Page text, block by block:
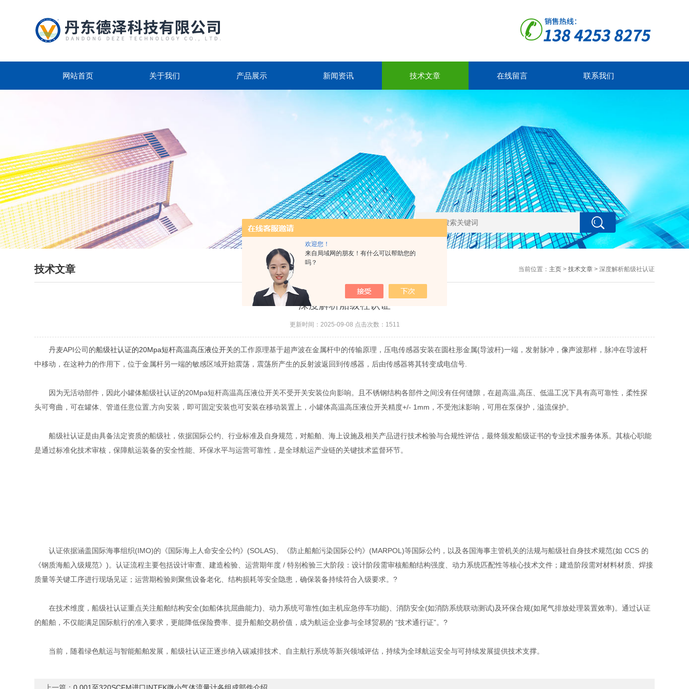
欢迎您！
来自局域网的朋友！有什么可以帮助您的
吗？
网站首页 关于我们 产品展示 新闻资讯 技术文章 在线留言 联系我们
技术文章 当前位置： 主页> 技术文章> 深度解析船级社认证
深度解析船级社认证
更新时间：2025-09-08 点击次数：1511
丹麦API公司的船级社认证的20Mpa短杆高温高压液位开关的工作原理基于超声波在金属杆中的传输原理，压电传感器安装在圆柱形金属(导波杆)一端，发射脉冲，像声波那样，脉冲在导波杆
中移动，在这种力的作用下，位于金属杆另一端的敏感区域开始震荡，震荡所产生的反射波返回到传感器，后由传感器将其转变成电信号.
因为无活动部件，因此小罐体船级社认证的20Mpa短杆高温高压液位开关不受开关安装位向影响。且不锈钢结构各部件之间没有任何缝隙，在超高温,高压、低温工况下具有高可靠性，柔性探
头可弯曲，可在罐体、管道任意位置,方向安装，即可固定安装也可安装在移动装置上，小罐体高温高压液位开关精度+/- 1mm，不受泡沫影响，可用在泵保护，溢流保护。
船级社认证是由具备法定资质的船级社，依据国际公约、行业标准及自身规范，对船舶、海上设施及相关产品进行技术检验与合规性评估，最终颁发船级证书的专业技术服务体系。其核心职能
是通过标准化技术审核，保障航运装备的安全性能、环保水平与运营可靠性，是全球航运产业链的关键技术监督环节。
认证依据涵盖国际海事组织(IMO)的《国际海上人命安全公约》(SOLAS)、《防止船舶污染国际公约》(MARPOL)等国际公约，以及各国海事主管机关的法规与船级社自身技术规范(如 CCS 的
《钢质海船入级规范》)。认证流程主要包括设计审查、建造检验、运营期年度 / 特别检验三大阶段：设计阶段需审核船舶结构强度、动力系统匹配性等核心技术文件；建造阶段需对材料材质、焊接
质量等关键工序进行现场见证；运营期检验则聚焦设备老化、结构损耗等安全隐患，确保装备持续符合入级要求。?
在技术维度，船级社认证重点关注船舶结构安全(如船体抗屈曲能力)、动力系统可靠性(如主机应急停车功能)、消防安全(如消防系统联动测试)及环保合规(如尾气排放处理装置效率)。通过认证
的船舶，不仅能满足国际航行的准入要求，更能降低保险费率、提升船舶交易价值，成为航运企业参与全球贸易的 “技术通行证”。?
当前，随着绿色航运与智能船舶发展，船级社认证正逐步纳入碳减排技术、自主航行系统等新兴领域评估，持续为全球航运安全与可持续发展提供技术支撑。